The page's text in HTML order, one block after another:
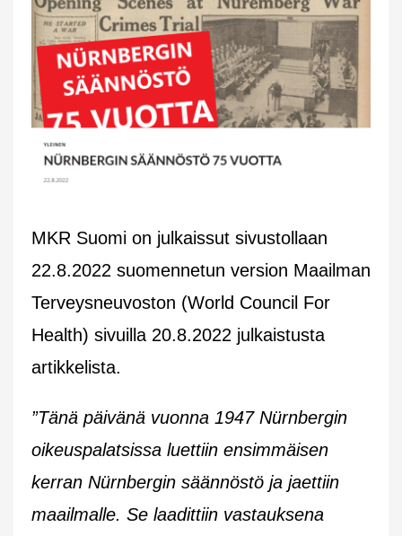
MKR Suomi on julkaissut sivustollaan
22.8.2022 suomennetun version Maailman
Terveysneuvoston (World Council For
Health) sivuilla 20.8.2022 julkaistusta
artikkelista.
”Tänä päivänä vuonna 1947 Nürnbergin
oikeuspalatsissa luettiin ensimmäisen
kerran Nürnbergin säännöstö ja jaettiin
maailmalle. Se laadittiin vastauksena